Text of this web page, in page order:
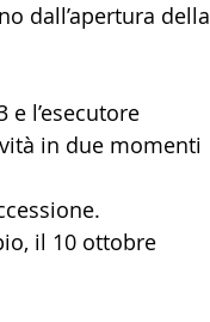
dall’apertura della
l’esecutore
in due momenti
il 10 ottobre